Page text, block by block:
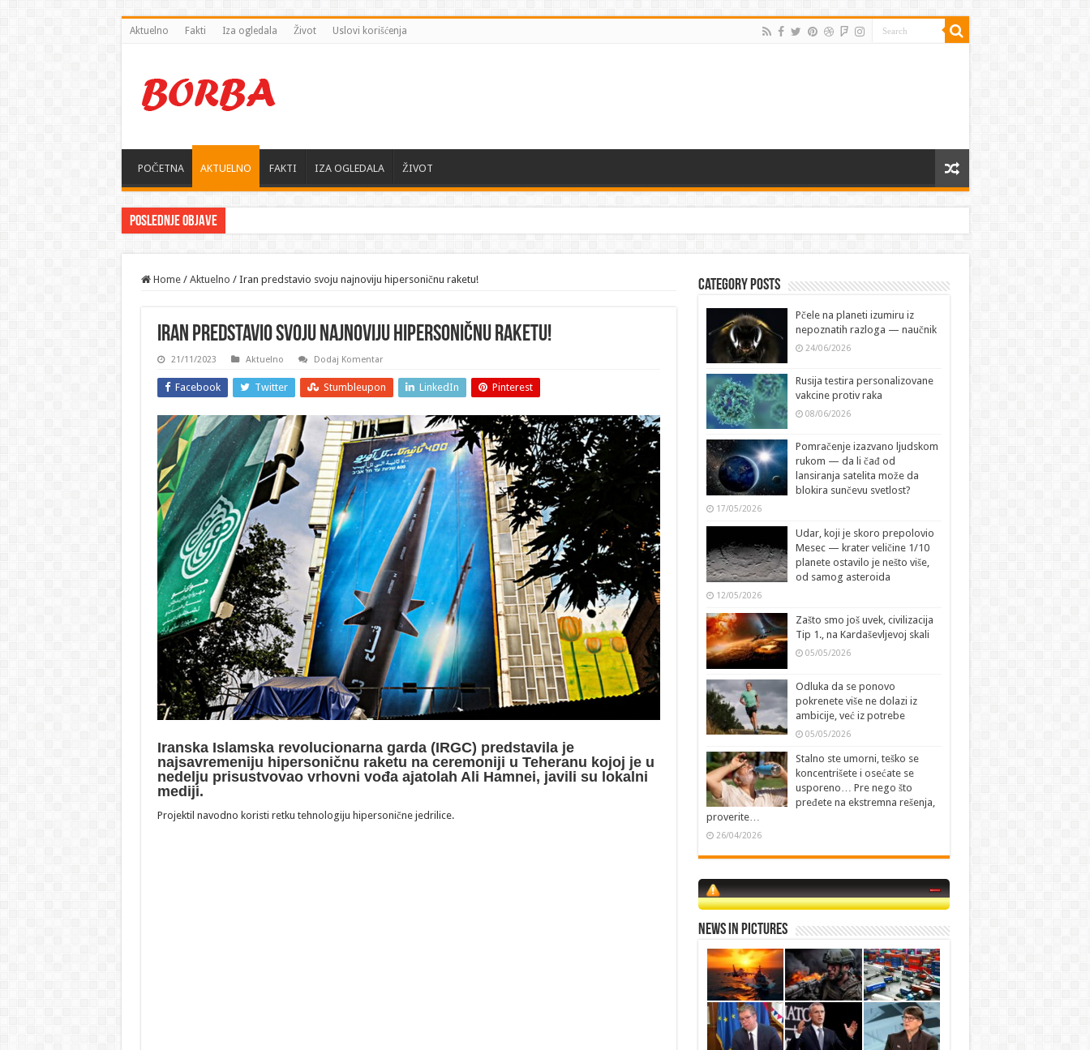
Aktuelno Fakti Iza ogledala Život Uslovi korišćenja
POČETNA AKTUELNO FAKTI IZA OGLEDALA ŽIVOT
Poslednje objave
Home / Aktuelno / Iran predstavio svoju najnoviju hipersoničnu raketu!
Iran predstavio svoju najnoviju hipersoničnu raketu!
21/11/2023 Aktuelno Dodaj Komentar
Facebook Twitter Stumbleupon LinkedIn Pinterest
Iranska Islamska revolucionarna garda (IRGC) predstavila je
najsavremeniju hipersoničnu raketu na ceremoniji u Teheranu kojoj je u
nedelju prisustvovao vrhovni vođa ajatolah Ali Hamnei, javili su lokalni
mediji.
Projektil navodno koristi retku tehnologiju hipersonične jedrilice.
Category Posts
Pčele na planeti izumiru iz
nepoznatih razloga — naučnik
24/06/2026
Rusija testira personalizovane
vakcine protiv raka
08/06/2026
Pomračenje izazvano ljudskom
rukom — da li čađ od
lansiranja satelita može da
blokira sunčevu svetlost?
17/05/2026
Udar, koji je skoro prepolovio
Mesec — krater veličine 1/10
planete ostavilo je nešto više,
od samog asteroida
12/05/2026
Zašto smo još uvek, civilizacija
Tip 1., na Kardaševljevoj skali
05/05/2026
Odluka da se ponovo
pokrenete više ne dolazi iz
ambicije, već iz potrebe
05/05/2026
Stalno ste umorni, teško se
koncentrišete i osećate se
usporeno… Pre nego što
pređete na ekstremna rešenja,
proverite…
26/04/2026
News in Pictures